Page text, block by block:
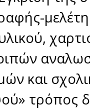
και
τρόπος